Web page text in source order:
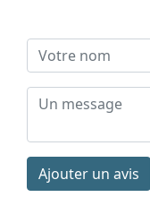
Ajouter un avis